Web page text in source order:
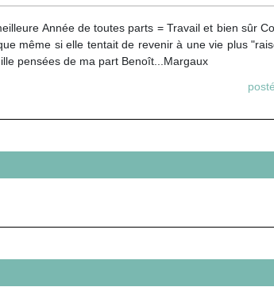
Année de toutes parts = Travail et bien sûr
même si elle tentait de revenir à une vie plus
pensées de ma part Benoît...Margaux